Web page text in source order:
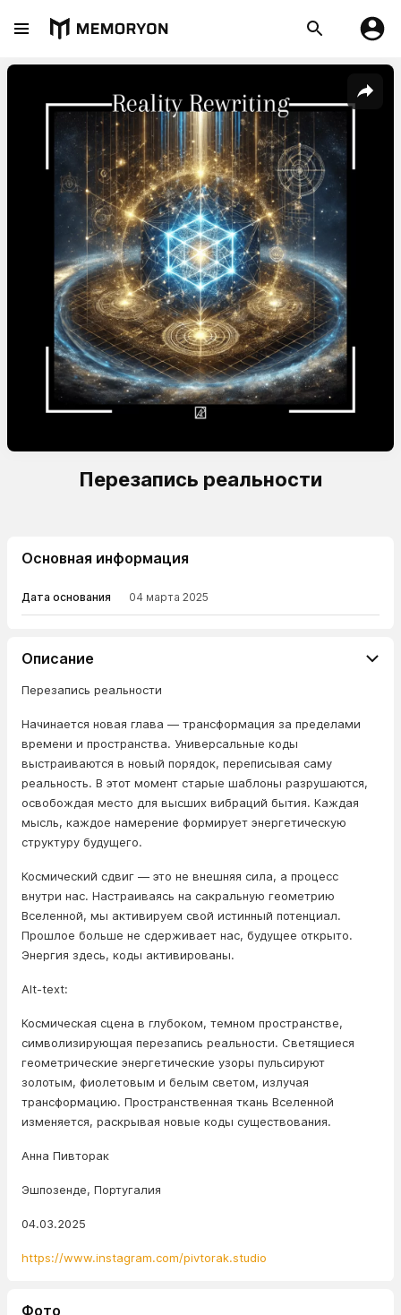
Перезапись реальности
Основная информация
Дата основания 04 марта 2025
Описание
Перезапись реальности
Начинается новая глава — трансформация за пределами
времени и пространства. Универсальные коды
выстраиваются в новый порядок, переписывая саму
реальность. В этот момент старые шаблоны разрушаются,
освобождая место для высших вибраций бытия. Каждая
мысль, каждое намерение формирует энергетическую
структуру будущего.
Космический сдвиг — это не внешняя сила, а процесс
внутри нас. Настраиваясь на сакральную геометрию
Вселенной, мы активируем свой истинный потенциал.
Прошлое больше не сдерживает нас, будущее открыто.
Энергия здесь, коды активированы.
Alt-text:
Космическая сцена в глубоком, темном пространстве,
символизирующая перезапись реальности. Светящиеся
геометрические энергетические узоры пульсируют
золотым, фиолетовым и белым светом, излучая
трансформацию. Пространственная ткань Вселенной
изменяется, раскрывая новые коды существования.
Анна Пивторак
Эшпозенде, Португалия
04.03.2025
https://www.instagram.com/pivtorak.studio
Фото